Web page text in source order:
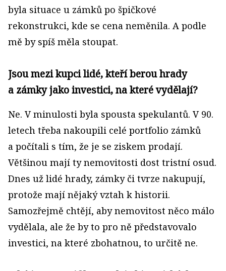
byla situace u zámků po špičkové
rekonstrukci, kde se cena neměnila. A podle
mě by spíš měla stoupat.
Jsou mezi kupci lidé, kteří berou hrady
a zámky jako investici, na které vydělají?
Ne. V minulosti byla spousta spekulantů. V 90.
letech třeba nakoupili celé portfolio zámků
a počítali s tím, že je se ziskem prodají.
Většinou mají ty nemovitosti dost tristní osud.
Dnes už lidé hrady, zámky či tvrze nakupují,
protože mají nějaký vztah k historii.
Samozřejmě chtějí, aby nemovitost něco málo
vydělala, ale že by to pro ně představovalo
investici, na které zbohatnou, to určitě ne.